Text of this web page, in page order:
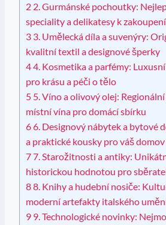
2 2. Gurmánské pochoutky:
speciality a delikatesy k zakoupení
3 3. Umělecká díla a suvenýry:
kvalitní textil a designové šperky
44. Kosmetika a parfémy:
pro krásu a péči o tělo
5 5. Víno a olivový olej:
místní vína pro domácí sbírku
66. Designový nábytek a bytové
a praktické kousky pro váš domov
77. Starožitnosti a antiky:
historickou hodnotou pro
88. Knihy a hudební nosiče:
moderní artefakty italského
9 9. Technologické novinky: